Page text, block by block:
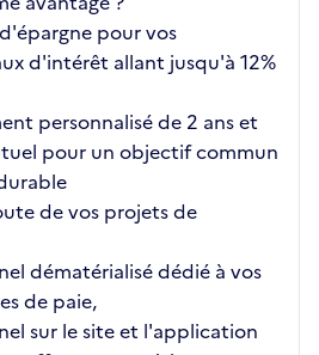
pour vos
d'intérêt allant jusqu'à 12%
personnalisé de 2 ans et
pour un objectif commun
de vos projets de
dématérialisé dédié à vos
de paie,
sur le site et l'application